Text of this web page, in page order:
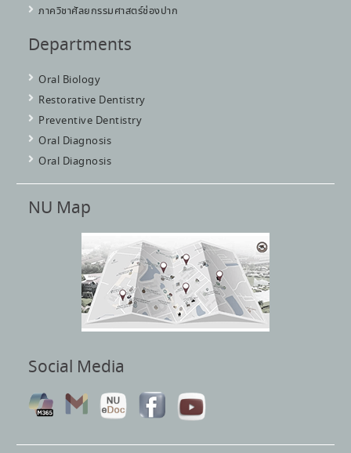
ภาควิชาศัลยกรรมศาสตร์ช่องปาก
Departments
Oral Biology
Restorative Dentistry
Preventive Dentistry
Oral Diagnosis
Oral Diagnosis
NU Map
Social Media